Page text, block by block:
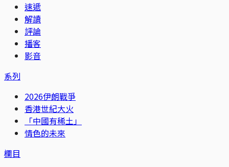
速遞
解讀
評論
播客
影音
系列
2026伊朗戰爭
香港世紀大火
「中國有稀土」
情色的未來
欄目